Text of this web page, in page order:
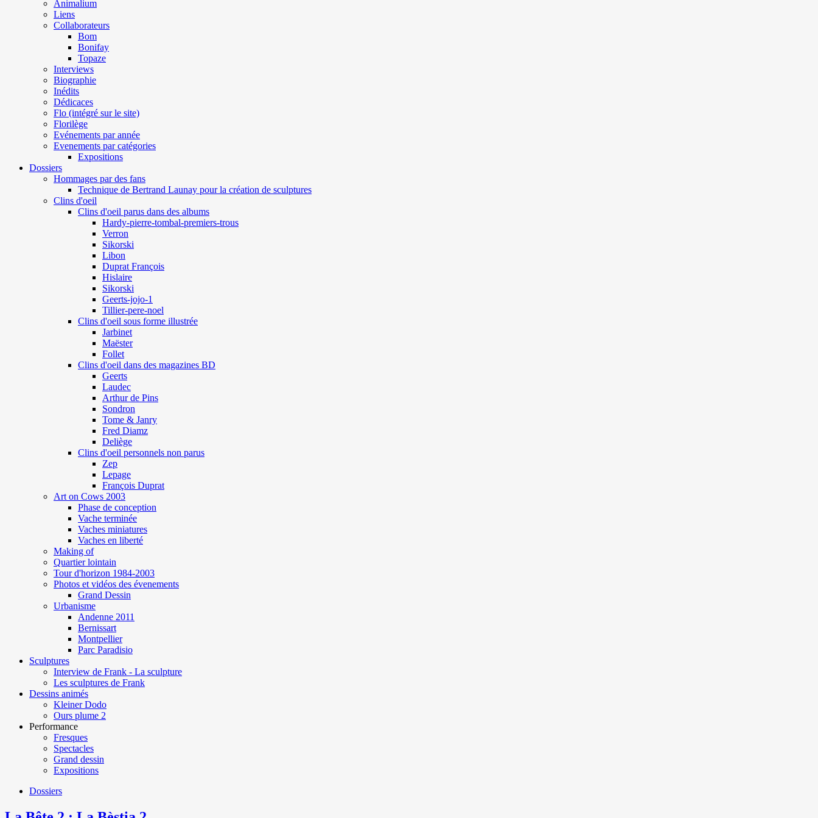
Animalium
Liens
Collaborateurs
Bom
Bonifay
Topaze
Interviews
Biographie
Inédits
Dédicaces
Flo (intégré sur le site)
Florilège
Evénements par année
Evenements par catégories
Expositions
Dossiers
Hommages par des fans
Technique de Bertrand Launay pour la création de sculptures
Clins d'oeil
Clins d'oeil parus dans des albums
Hardy-pierre-tombal-premiers-trous
Verron
Sikorski
Libon
Duprat François
Hislaire
Sikorski
Geerts-jojo-1
Tillier-pere-noel
Clins d'oeil sous forme illustrée
Jarbinet
Maëster
Follet
Clins d'oeil dans des magazines BD
Geerts
Laudec
Arthur de Pins
Sondron
Tome & Janry
Fred Diamz
Deliège
Clins d'oeil personnels non parus
Zep
Lepage
François Duprat
Art on Cows 2003
Phase de conception
Vache terminée
Vaches miniatures
Vaches en liberté
Making of
Quartier lointain
Tour d'horizon 1984-2003
Photos et vidéos des évenements
Grand Dessin
Urbanisme
Andenne 2011
Bernissart
Montpellier
Parc Paradisio
Sculptures
Interview de Frank - La sculpture
Les sculptures de Frank
Dessins animés
Kleiner Dodo
Ours plume 2
Performance
Fresques
Spectacles
Grand dessin
Expositions
Dossiers